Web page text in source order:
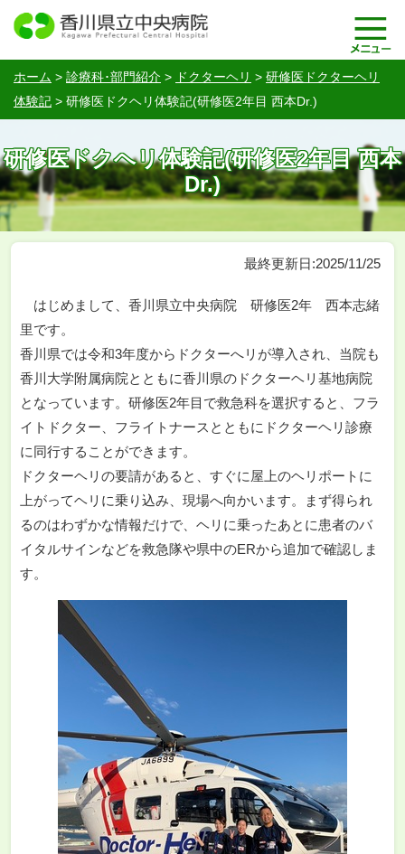
ホーム > 診療科･部門紹介 > ドクターヘリ > 研修医ドクターヘリ
体験記 > 研修医ドクヘリ体験記(研修医2年目 西本Dr.)
研修医ドクヘリ体験記(研修医2年目 西本
Dr.)
最終更新日:2025/11/25
はじめまして、香川県立中央病院 研修医2年 西本志緒
里です。
香川県では令和3年度からドクターへリが導入され、当院も
香川大学附属病院とともに香川県のドクターヘリ基地病院
となっています。研修医2年目で救急科を選択すると、フラ
イトドクター、フライトナースとともにドクターヘリ診療
に同行することができます。
ドクターヘリの要請があると、すぐに屋上のヘリポートに
上がってヘリに乗り込み、現場へ向かいます。まず得られ
るのはわずかな情報だけで、ヘリに乗ったあとに患者のバ
イタルサインなどを救急隊や県中のERから追加で確認しま
す。